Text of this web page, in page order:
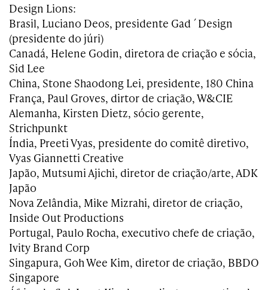
Design Lions:
Brasil, Luciano Deos, presidente Gad´Design
(presidente do júri)
Canadá, Helene Godin, diretora de criação e sócia,
Sid Lee
China, Stone Shaodong Lei, presidente, 180 China
França, Paul Groves, dirtor de criação, W&CIE
Alemanha, Kirsten Dietz, sócio gerente,
Strichpunkt
Índia, Preeti Vyas, presidente do comitê diretivo,
Vyas Giannetti Creative
Japão, Mutsumi Ajichi, diretor de criação/arte, ADK
Japão
Nova Zelândia, Mike Mizrahi, diretor de criação,
Inside Out Productions
Portugal, Paulo Rocha, executivo chefe de criação,
Ivity Brand Corp
Singapura, Goh Wee Kim, diretor de criação, BBDO
Singapore